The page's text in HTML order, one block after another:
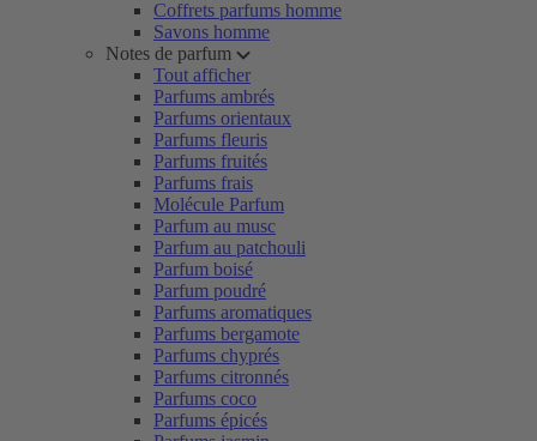
Coffrets parfums homme
Savons homme
Notes de parfum
Tout afficher
Parfums ambrés
Parfums orientaux
Parfums fleuris
Parfums fruités
Parfums frais
Molécule Parfum
Parfum au musc
Parfum au patchouli
Parfum boisé
Parfum poudré
Parfums aromatiques
Parfums bergamote
Parfums chyprés
Parfums citronnés
Parfums coco
Parfums épicés